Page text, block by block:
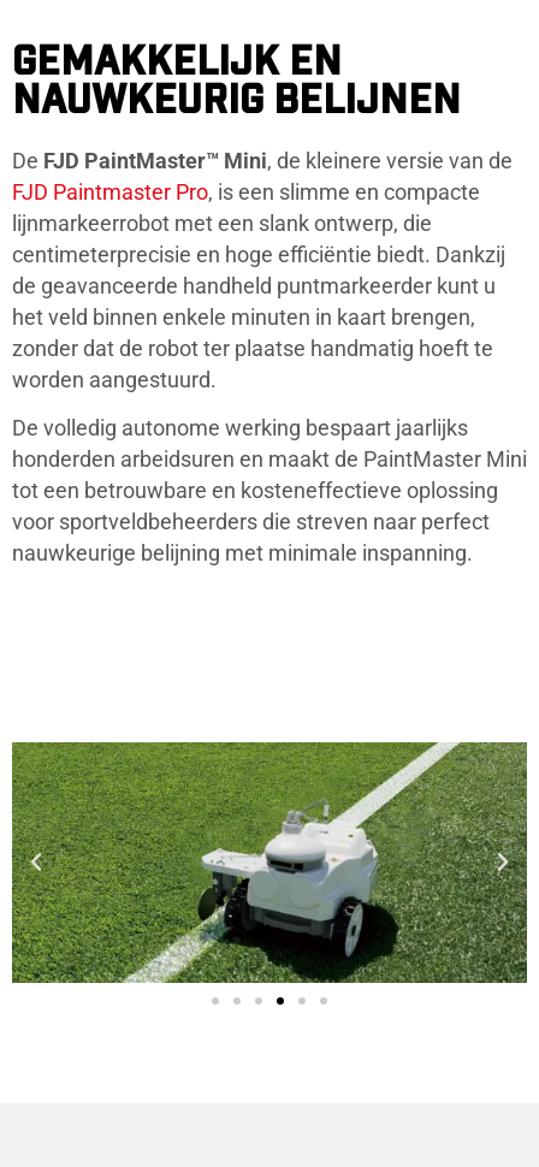
GEMAKKELIJK EN
NAUWKEURIG BELIJNEN
De FJD PaintMaster™ Mini, de kleinere versie van de
FJD Paintmaster Pro, is een slimme en compacte
lijnmarkeerrobot met een slank ontwerp, die
centimeterprecisie en hoge efficiëntie biedt. Dankzij
de geavanceerde handheld puntmarkeerder kunt u
het veld binnen enkele minuten in kaart brengen,
zonder dat de robot ter plaatse handmatig hoeft te
worden aangestuurd.
De volledig autonome werking bespaart jaarlijks
honderden arbeidsuren en maakt de PaintMaster Mini
tot een betrouwbare en kosteneffectieve oplossing
voor sportveldbeheerders die streven naar perfect
nauwkeurige belijning met minimale inspanning.